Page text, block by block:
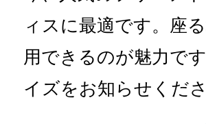
ィスに最適です。座
用できるのが魅力で
イズをお知らせくださ